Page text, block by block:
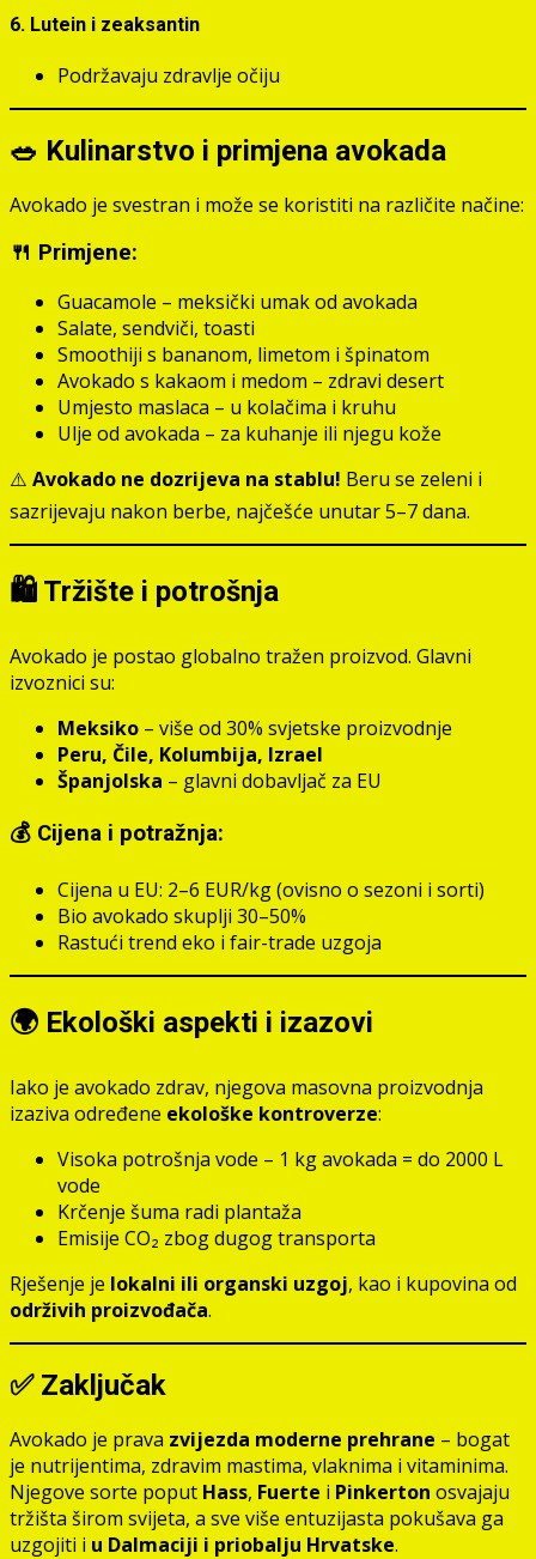
6. Lutein i zeaksantin
Podržavaju zdravlje očiju
🥗 Kulinarstvo i primjena avokada
Avokado je svestran i može se koristiti na različite načine:
🍴 Primjene:
Guacamole – meksički umak od avokada
Salate, sendviči, toasti
Smoothiji s bananom, limetom i špinatom
Avokado s kakaom i medom – zdravi desert
Umjesto maslaca – u kolačima i kruhu
Ulje od avokada – za kuhanje ili njegu kože
⚠️ Avokado ne dozrijeva na stablu! Beru se zeleni i
sazrijevaju nakon berbe, najčešće unutar 5–7 dana.
🛍️ Tržište i potrošnja
Avokado je postao globalno tražen proizvod. Glavni
izvoznici su:
Meksiko – više od 30% svjetske proizvodnje
Peru, Čile, Kolumbija, Izrael
Španjolska – glavni dobavljač za EU
💰 Cijena i potražnja:
Cijena u EU: 2–6 EUR/kg (ovisno o sezoni i sorti)
Bio avokado skuplji 30–50%
Rastući trend eko i fair-trade uzgoja
🌍 Ekološki aspekti i izazovi
Iako je avokado zdrav, njegova masovna proizvodnja
izaziva određene ekološke kontroverze:
Visoka potrošnja vode – 1 kg avokada = do 2000 L
vode
Krčenje šuma radi plantaža
Emisije CO₂ zbog dugog transporta
Rješenje je lokalni ili organski uzgoj, kao i kupovina od
održivih proizvođača.
✅ Zaključak
Avokado je prava zvijezda moderne prehrane – bogat
je nutrijentima, zdravim mastima, vlaknima i vitaminima.
Njegove sorte poput Hass, Fuerte i Pinkerton osvajaju
tržišta širom svijeta, a sve više entuzijasta pokušava ga
uzgojiti i u Dalmaciji i priobalju Hrvatske.